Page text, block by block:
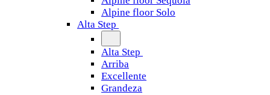
Alpine floor Solo
Alta Step
Alta Step
Arriba
Excellente
Grandeza